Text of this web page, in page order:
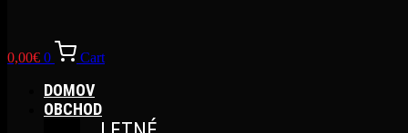
0,00€ 0 Cart
DOMOV
OBCHOD